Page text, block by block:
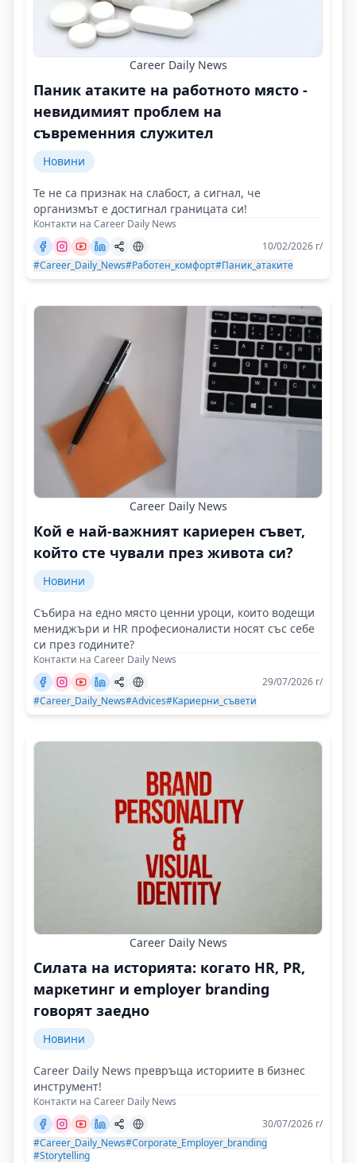
Career Daily News
Паник атаките на работното място -
невидимият проблем на
съвременния служител
Новини
Те не са признак на слабост, а сигнал, че
организмът е достигнал границата си!
Контакти на Career Daily News
10/02/2026 г/
#Career_Daily_News#Работен_комфорт#Паник_атаките
Career Daily News
Кой е най-важният кариерен съвет,
който сте чували през живота си?
Новини
Събира на едно място ценни уроци, които водещи
мениджъри и HR професионалисти носят със себе
си през годините?
Контакти на Career Daily News
29/07/2026 г/
#Career_Daily_News#Advices#Кариерни_съвети
Career Daily News
Силата на историята: когато HR, PR,
маркетинг и employer branding
говорят заедно
Новини
Career Daily News превръща историите в бизнес
инструмент!
Контакти на Career Daily News
30/07/2026 г/
#Career_Daily_News#Corporate_Employer_branding
#Storytelling